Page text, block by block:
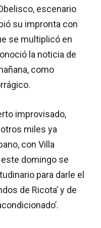
escenario
su impronta con
se multiplicó en
la noticia de
como
improvisado,
miles ya
con Villa
domingo se
para darle el
de Ricota’ y de